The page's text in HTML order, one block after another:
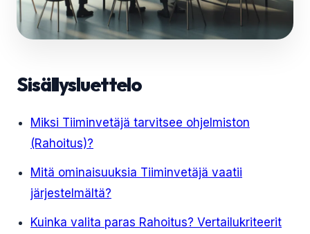
Sisällysluettelo
Miksi Tiiminvetäjä tarvitsee ohjelmiston
(Rahoitus)?
Mitä ominaisuuksia Tiiminvetäjä vaatii
järjestelmältä?
Kuinka valita paras Rahoitus? Vertailukriteerit